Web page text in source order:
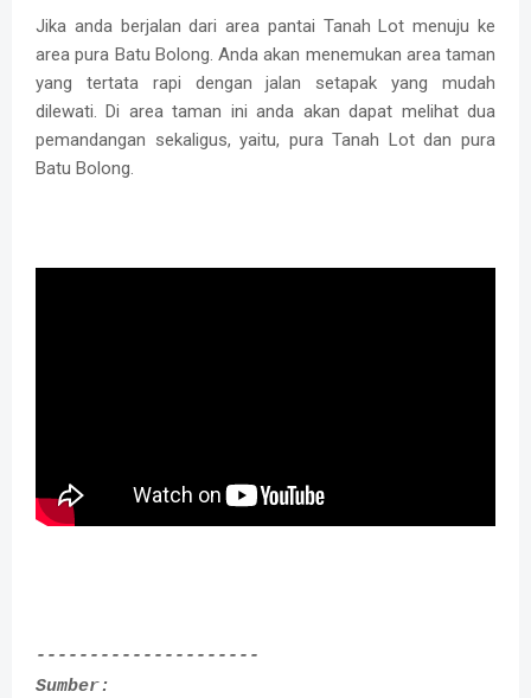
Jika anda berjalan dari area pantai Tanah Lot menuju ke
area pura Batu Bolong. Anda akan menemukan area taman
yang tertata rapi dengan jalan setapak yang mudah
dilewati. Di area taman ini anda akan dapat melihat dua
pemandangan sekaligus, yaitu, pura Tanah Lot dan pura
Batu Bolong.
---------------------
Sumber: